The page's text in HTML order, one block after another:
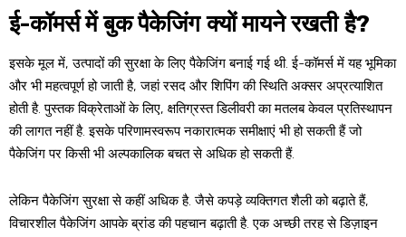
ई-कॉमर्स में बुक पैकेजिंग क्यों मायने रखती है?
इसके मूल में, उत्पादों की सुरक्षा के लिए पैकेजिंग बनाई गई थी. ई-कॉमर्स में यह भूमिका
और भी महत्वपूर्ण हो जाती है, जहां रसद और शिपिंग की स्थिति अक्सर अप्रत्याशित
होती है. पुस्तक विक्रेताओं के लिए, क्षतिग्रस्त डिलीवरी का मतलब केवल प्रतिस्थापन
की लागत नहीं है. इसके परिणामस्वरूप नकारात्मक समीक्षाएं भी हो सकती हैं जो
पैकेजिंग पर किसी भी अल्पकालिक बचत से अधिक हो सकती हैं.
लेकिन पैकेजिंग सुरक्षा से कहीं अधिक है. जैसे कपड़े व्यक्तिगत शैली को बढ़ाते हैं,
विचारशील पैकेजिंग आपके ब्रांड की पहचान बढ़ाती है. एक अच्छी तरह से डिज़ाइन